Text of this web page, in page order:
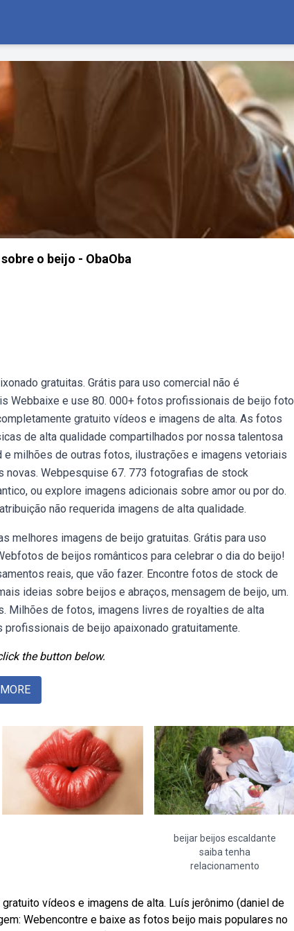
o beijo - ObaOba
gratuitas. Grátis para uso comercial não é
Webbaixe e use 80. 000+ fotos profissionais de beijo foto
gratuito vídeos e imagens de alta. As fotos
de alta qualidade compartilhados por nossa talentosa
milhões de outras fotos, ilustrações e imagens vetoriais
Webpesquise 67. 773 fotografias de stock
ou explore imagens adicionais sobre amor ou por do.
não requerida imagens de alta qualidade.
melhores imagens de beijo gratuitas. Grátis para uso
de beijos românticos para celebrar o dia do beijo!
reais, que vão fazer. Encontre fotos de stock de
ideias sobre beijos e abraços, mensagem de beijo, um.
Milhões de fotos, imagens livres de royalties de alta
de beijo apaixonado gratuitamente.
the button below.
beijar beijos escaldante
saiba tenha
relacionamento
vídeos e imagens de alta. Luís jerônimo (daniel de
Webencontre e baixe as fotos beijo mais populares no